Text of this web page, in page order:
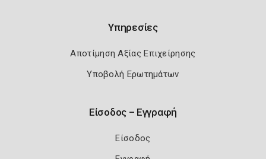
Υπηρεσίες
Αποτίμηση Αξίας Επιχείρησης
Υποβολή Ερωτημάτων
Είσοδος – Εγγραφή
Είσοδος